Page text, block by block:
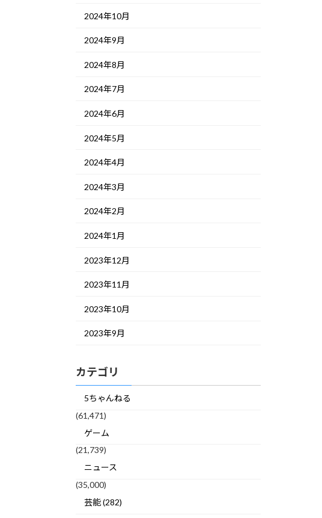
2024年10月
2024年9月
2024年8月
2024年7月
2024年6月
2024年5月
2024年4月
2024年3月
2024年2月
2024年1月
2023年12月
2023年11月
2023年10月
2023年9月
カテゴリ
5ちゃんねる
(61,471)
ゲーム
(21,739)
ニュース
(35,000)
芸能 (282)